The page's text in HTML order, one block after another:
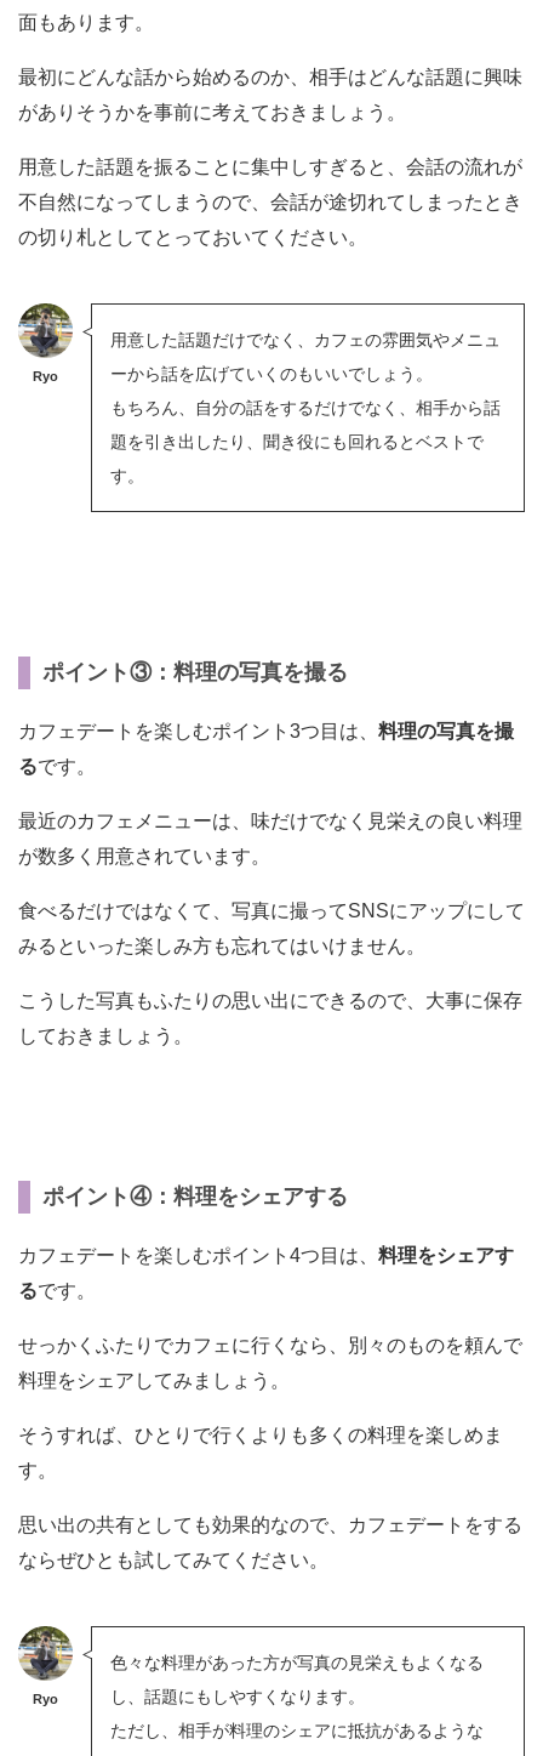
面もあります。
最初にどんな話から始めるのか、相手はどんな話題に興味
がありそうかを事前に考えておきましょう。
用意した話題を振ることに集中しすぎると、会話の流れが
不自然になってしまうので、会話が途切れてしまったとき
の切り札としてとっておいてください。
Ryo
用意した話題だけでなく、カフェの雰囲気やメニュ
ーから話を広げていくのもいいでしょう。
もちろん、自分の話をするだけでなく、相手から話
題を引き出したり、聞き役にも回れるとベストで
す。
ポイント③：料理の写真を撮る
カフェデートを楽しむポイント3つ目は、 料理の写真を撮
るです。
最近のカフェメニューは、味だけでなく見栄えの良い料理
が数多く用意されています。
食べるだけではなくて、写真に撮ってSNSにアップにして
みるといった楽しみ方も忘れてはいけません。
こうした写真もふたりの思い出にできるので、大事に保存
しておきましょう。
ポイント④：料理をシェアする
カフェデートを楽しむポイント4つ目は、 料理をシェアす
るです。
せっかくふたりでカフェに行くなら、別々のものを頼んで
料理をシェアしてみましょう。
そうすれば、ひとりで行くよりも多くの料理を楽しめま
す。
思い出の共有としても効果的なので、カフェデートをする
ならぜひとも試してみてください。
Ryo
色々な料理があった方が写真の見栄えもよくなる
し、話題にもしやすくなります。
ただし、相手が料理のシェアに抵抗があるような